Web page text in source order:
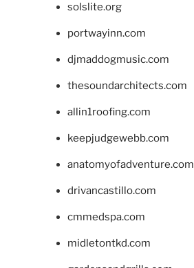
solslite.org
portwayinn.com
djmaddogmusic.com
thesoundarchitects.com
allin1roofing.com
keepjudgewebb.com
anatomyofadventure.com
drivancastillo.com
cmmedspa.com
midletontkd.com